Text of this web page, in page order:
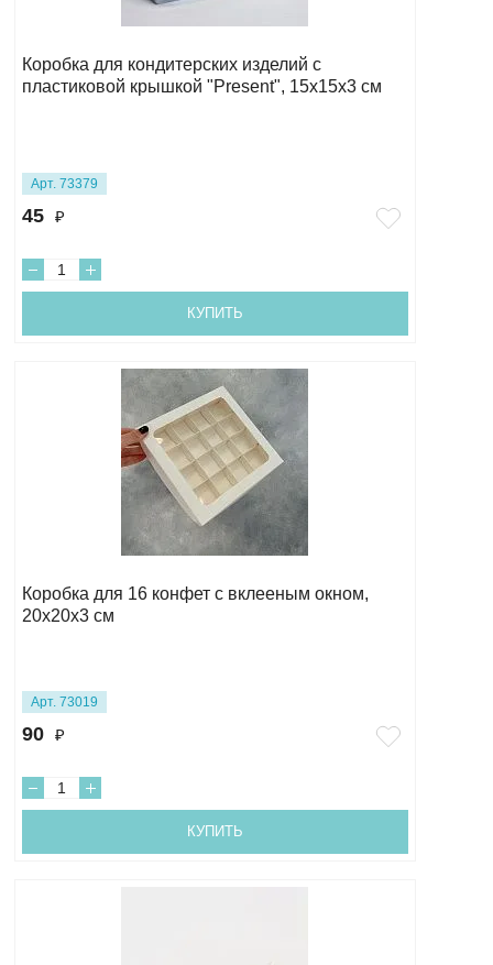
Коробка для кондитерских изделий с
пластиковой крышкой "Present", 15х15х3 см
Арт. 73379
45 ₽
КУПИТЬ
Коробка для 16 конфет с вклееным окном,
20х20х3 см
Арт. 73019
90 ₽
КУПИТЬ